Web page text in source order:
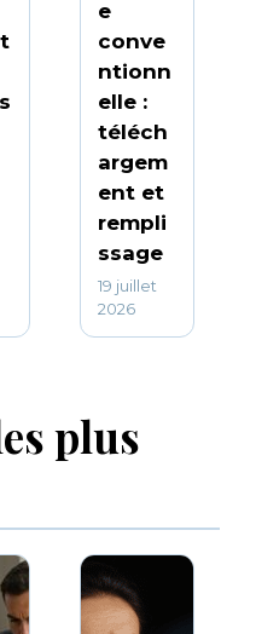
e
conve
ntionn
elle :
téléch
argem
ent et
rempli
ssage
19 juillet
2026
plus